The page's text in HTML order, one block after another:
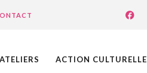
ATELIERS ACTION CULTURELLE